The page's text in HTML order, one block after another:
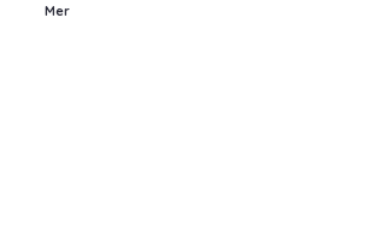
Mer